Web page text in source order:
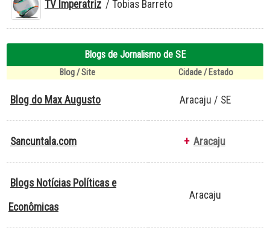
TV Imperatriz / Tobias Barreto
Blogs de Jornalismo de SE
Blog / Site Cidade / Estado
Blog do Max Augusto Aracaju / SE
Sancuntala.com + Aracaju
Blogs Notícias Políticas e
Econômicas
Aracaju